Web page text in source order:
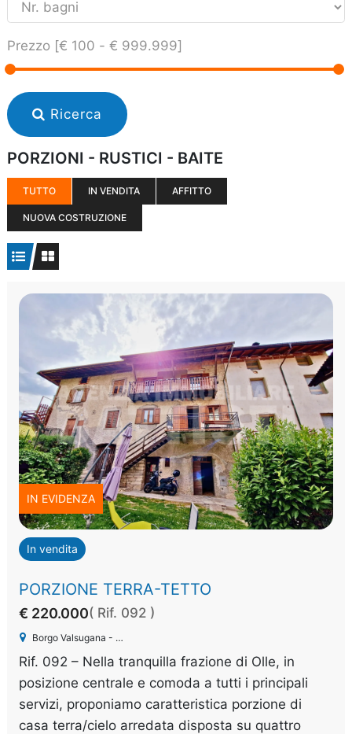
Prezzo [€ 100 -€ 999.999]
Ricerca
PORZIONI - RUSTICI - BAITE
TUTTO IN VENDITA AFFITTO
NUOVA COSTRUZIONE
IN EVIDENZA
In vendita
PORZIONE TERRA-TETTO
€ 220.000( Rif. 092 )
Borgo Valsugana - Olle
Rif. 092 – Nella tranquilla frazione di Olle, in
posizione centrale e comoda a tutti i principali
servizi, proponiamo caratteristica porzione di
casa terra/cielo arredata disposta su quattro